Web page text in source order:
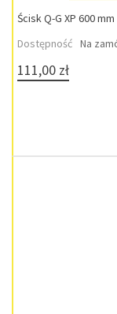
Ścisk Q-G XP 600 mm
Dostępność Na
111,00 zł